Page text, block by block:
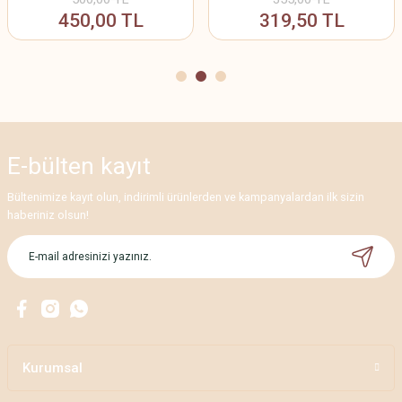
450,00 TL 319,50 TL
E-bülten kayıt
Bültenimize kayıt olun, indirimli ürünlerden ve kampanyalardan ilk sizin
haberiniz olsun!
Kurumsal